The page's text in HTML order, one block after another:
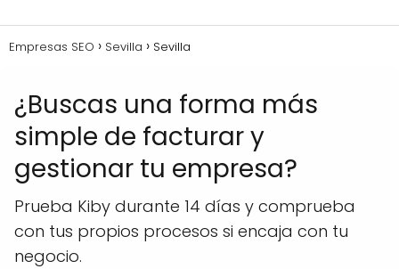
Empresas SEO Sevilla Sevilla
¿Buscas una forma más
simple de facturar y
gestionar tu empresa?
Prueba Kiby durante 14 días y comprueba
con tus propios procesos si encaja con tu
negocio.